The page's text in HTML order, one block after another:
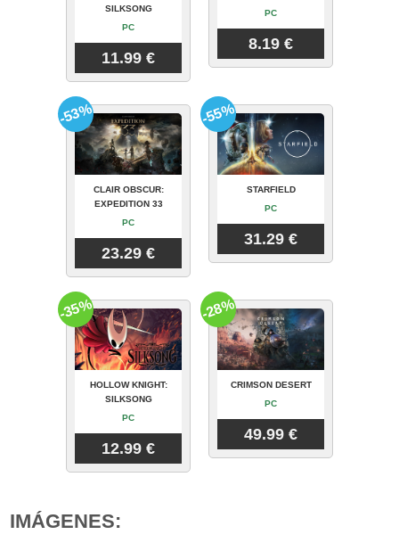
SILKSONG
PC
11.99 €
PC
8.19 €
CLAIR OBSCUR:
EXPEDITION 33
PC
23.29 €
-53%
STARFIELD
PC
31.29 €
-55%
HOLLOW KNIGHT:
SILKSONG
PC
12.99 €
-35%
CRIMSON DESERT
PC
49.99 €
-28%
IMÁGENES: